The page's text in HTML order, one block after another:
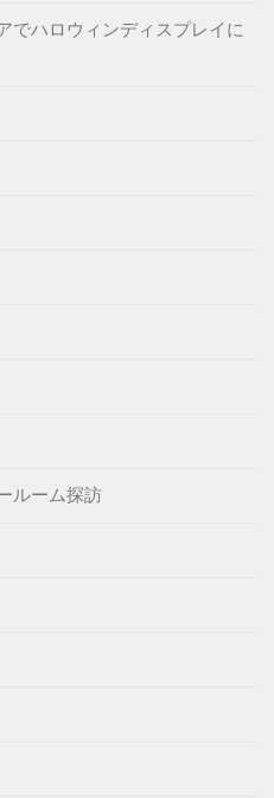
でハロウィンディスプレイに
ルーム探訪